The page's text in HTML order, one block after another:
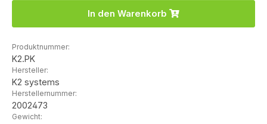
In den Warenkorb
Produktnummer:
K2.PK
Hersteller:
K2 systems
Herstellernummer:
2002473
Gewicht: